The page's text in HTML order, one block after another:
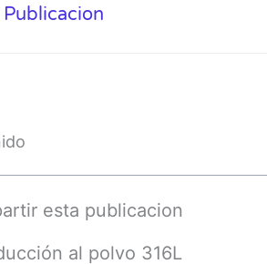
esta publicacion
al polvo 316L